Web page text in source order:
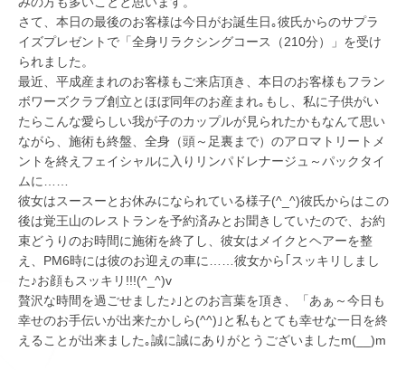
さて、本日の最後のお客様は今日がお誕生日｡彼氏からのサプラ
イズプレゼントで「全身リラクシングコース（210分）」を受け
られました。
最近、平成産まれのお客様もご来店頂き、本日のお客様もフラン
ボワーズクラブ創立とほぼ同年のお産まれ｡もし、私に子供がい
たらこんな愛らしい我が子のカップルが見られたかもなんて思い
ながら、施術も終盤、全身（頭～足裏まで）のアロマトリートメ
ントを終えフェイシャルに入りリンパドレナージュ～パックタイ
ムに……
彼女はスースーとお休みになられている様子(^_^)彼氏からはこの
後は覚王山のレストランを予約済みとお聞きしていたので、お約
束どうりのお時間に施術を終了し、彼女はメイクとヘアーを整
え、PM6時には彼のお迎えの車に……彼女から｢スッキリしまし
た♪お顔もスッキリ!!!(^_^)v
贅沢な時間を過ごせました♪｣とのお言葉を頂き、「あぁ～今日も
幸せのお手伝いが出来たかしら(^^)｣と私もとても幸せな一日を終
えることが出来ました｡誠に誠にありがとうございましたm(__)m